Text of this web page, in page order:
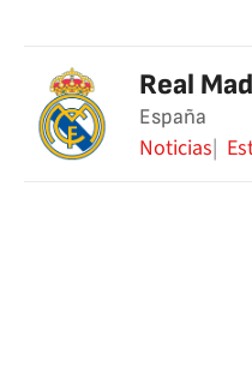
Real
España
Noticias